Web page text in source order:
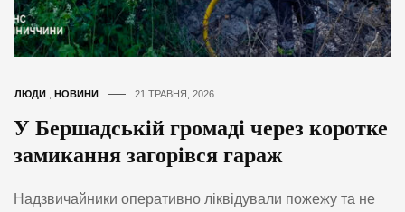
ЛЮДИ НОВИНИ 21 ТРАВНЯ, 2026
У Бершадській громаді через коротке
замикання загорівся гараж
Надзвичайники оперативно ліквідували пожежу та не